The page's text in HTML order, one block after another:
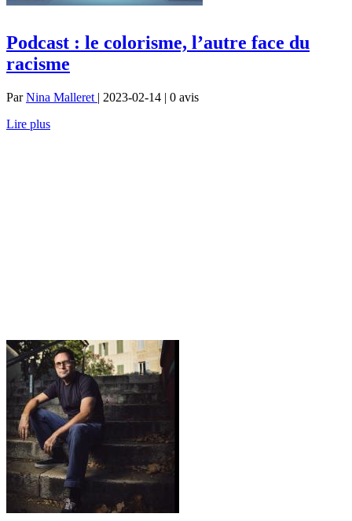
Podcast : le colorisme, l’autre face du
racisme
ParNina Malleret | 2023-02-14 | 0 avis
Lire plus